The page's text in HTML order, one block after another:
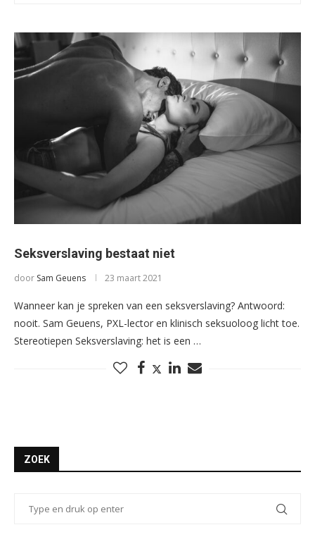
Seksverslaving bestaat niet
door Sam Geuens 23 maart 2021
Wanneer kan je spreken van een seksverslaving? Antwoord:
nooit. Sam Geuens, PXL-lector en klinisch seksuoloog licht toe.
Stereotiepen Seksverslaving: het is een …
ZOEK